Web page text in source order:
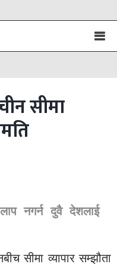
सीमा
नगर्न दुवै देशलाई
सीमा व्यापार सम्झौता